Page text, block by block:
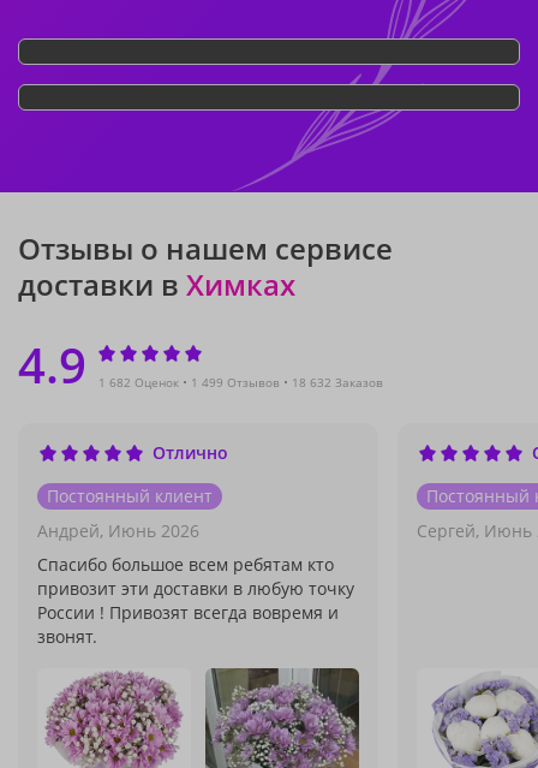
Отзывы о нашем сервисе
доставки в Химках
4.9 1 682 Оценок 1 499 Отзывов 18 632 Заказов
Отлично
Постоянный клиент
Андрей, Июнь 2026
Спасибо большое всем ребятам кто
привозит эти доставки в любую точку
России ! Привозят всегда вовремя и
звонят.
Постоянный
Сергей, Июнь